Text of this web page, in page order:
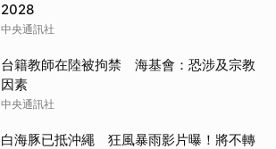
2028
中央通訊社
台籍教師在陸被拘禁 海基會：恐涉及宗教
因素
中央通訊社
白海豚已抵沖繩 狂風暴雨影片曝！將不轉